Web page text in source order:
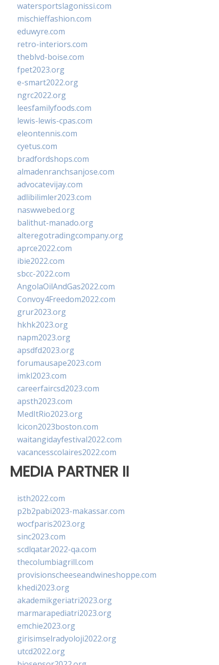
watersportslagonissi.com
mischieffashion.com
eduwyre.com
retro-interiors.com
theblvd-boise.com
fpet2023.org
e-smart2022.org
ngrc2022.org
leesfamilyfoods.com
lewis-lewis-cpas.com
eleontennis.com
cyetus.com
bradfordshops.com
almadenranchsanjose.com
advocatevijay.com
adlibilimler2023.com
naswwebed.org
balithut-manado.org
alteregotradingcompany.org
aprce2022.com
ibie2022.com
sbcc-2022.com
AngolaOilAndGas2022.com
Convoy4Freedom2022.com
grur2023.org
hkhk2023.org
napm2023.org
apsdfd2023.org
forumausape2023.com
imkl2023.com
careerfaircsd2023.com
apsth2023.com
MedItRio2023.org
lcicon2023boston.com
waitangidayfestival2022.com
vacancesscolaires2022.com
MEDIA PARTNER II
isth2022.com
p2b2pabi2023-makassar.com
wocfparis2023.org
sinc2023.com
scdlqatar2022-qa.com
thecolumbiagrill.com
provisionscheeseandwineshoppe.com
khedi2023.org
akademikgeriatri2023.org
marmarapediatri2023.org
emchie2023.org
girisimselradyoloji2022.org
utcd2022.org